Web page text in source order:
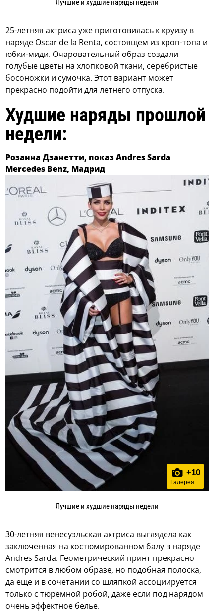
Лучшие и худшие наряды недели
25-летняя актриса уже приготовилась к круизу в
наряде Oscar de la Renta, состоящем из кроп-топа и
юбки-миди. Очаровательный образ создали
голубые цветы на хлопковой ткани, серебристые
босоножки и сумочка. Этот вариант может
прекрасно подойти для летнего отпуска.
Худшие наряды прошлой
недели:
Розанна Дзанетти, показ Andres Sarda
Mercedes Benz, Мадрид
+10
Галерея
Лучшие и худшие наряды недели
30-летняя венесуэльская актриса выглядела как
заключенная на костюмированном балу в наряде
Andres Sarda. Геометрический принт прекрасно
смотрится в любом образе, но подобная полоска,
да еще и в сочетании со шляпкой ассоциируется
только с тюремной робой, даже если под нарядом
очень эффектное белье.